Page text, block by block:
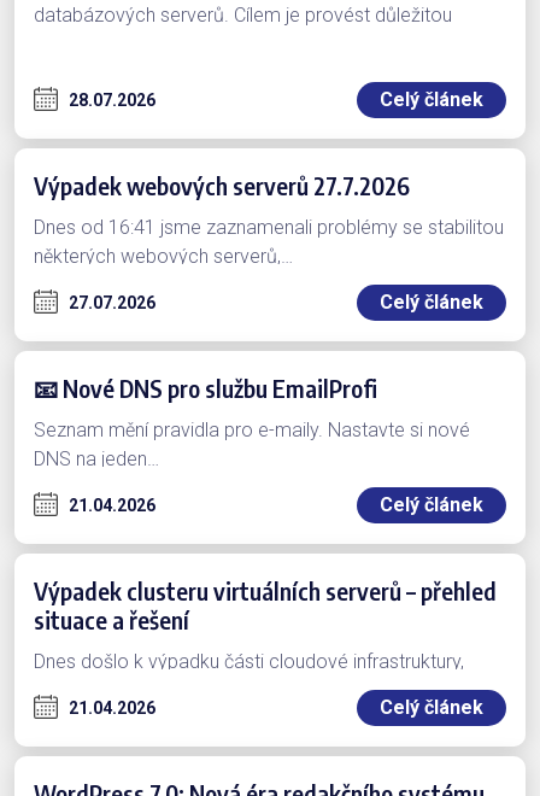
databázových serverů. Cílem je provést důležitou
dočasně nedostupné. To může způsobit omezenou
v případě, kdy web nevyužívá statickou…
28.07.2026 Celý článek
Výpadek webových serverů 27.7.2026
Dnes od 16:41 jsme zaznamenali problémy se stabilitou
některých webových serverů,…
27.07.2026 Celý článek
📧 Nové DNS pro službu EmailProfi
Seznam mění pravidla pro e-maily. Nastavte si nové
DNS na jeden…
21.04.2026 Celý článek
Výpadek clusteru virtuálních serverů – přehled
situace a řešení
Dnes došlo k výpadku části cloudové infrastruktury,
která zajišťuje provoz virtuálních…
21.04.2026 Celý článek